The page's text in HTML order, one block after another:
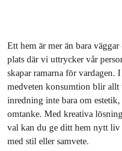
Ett hem är mer än bara
plats där vi uttrycker vår
skapar ramarna för vardagen.
medveten konsumtion blir allt
inredning inte bara om
omtanke. Med kreativa
val kan du ge ditt hem nytt liv
med stil eller samvete.